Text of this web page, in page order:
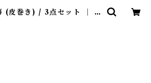
(皮巻き) / 3点セット ｜ 山